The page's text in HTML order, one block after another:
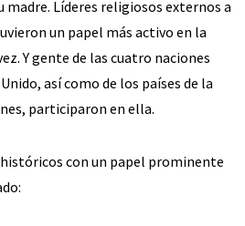
madre. Líderes religiosos externos a
un papel más activo en la
Y gente de las cuatro naciones
así como de los países de la
participaron en ella.
con un papel prominente